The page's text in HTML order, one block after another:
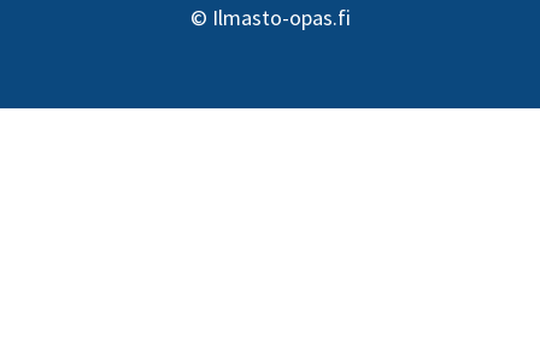
© Ilmasto-opas.fi